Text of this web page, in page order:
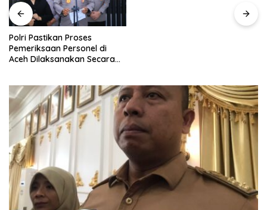
Polri Pastikan Proses
Pemeriksaan Personel di
Aceh Dilaksanakan Secara